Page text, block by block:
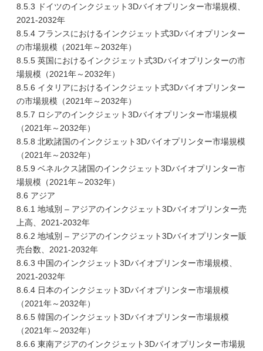
8.5.3 ドイツのインクジェット3Dバイオプリンター市場規模、
2021-2032年
8.5.4 フランスにおけるインクジェット式3Dバイオプリンター
の市場規模（2021年～2032年）
8.5.5 英国におけるインクジェット式3Dバイオプリンターの市
場規模（2021年～2032年）
8.5.6 イタリアにおけるインクジェット式3Dバイオプリンター
の市場規模（2021年～2032年）
8.5.7 ロシアのインクジェット3Dバイオプリンター市場規模
（2021年～2032年）
8.5.8 北欧諸国のインクジェット3Dバイオプリンター市場規模
（2021年～2032年）
8.5.9 ベネルクス諸国のインクジェット3Dバイオプリンター市
場規模（2021年～2032年）
8.6 アジア
8.6.1 地域別 – アジアのインクジェット3Dバイオプリンター売
上高、2021-2032年
8.6.2 地域別 – アジアのインクジェット3Dバイオプリンター販
売台数、2021-2032年
8.6.3 中国のインクジェット3Dバイオプリンター市場規模、
2021-2032年
8.6.4 日本のインクジェット3Dバイオプリンター市場規模
（2021年～2032年）
8.6.5 韓国のインクジェット3Dバイオプリンター市場規模
（2021年～2032年）
8.6.6 東南アジアのインクジェット3Dバイオプリンター市場規